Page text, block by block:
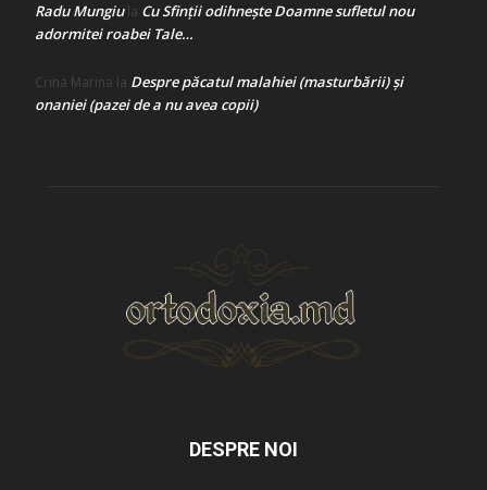
Radu Mungiula Cu Sfinții odihnește Doamne sufletul nou
adormitei roabei Tale…
Crina Marina la Despre păcatul malahiei (masturbării) şi
onaniei (pazei de a nu avea copii)
DESPRE NOI